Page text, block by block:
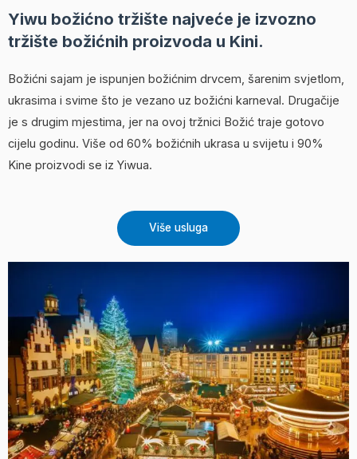
Yiwu božićno tržište najveće je izvozno
tržište božićnih proizvoda u Kini.
Božićni sajam je ispunjen božićnim drvcem, šarenim svjetlom,
ukrasima i svime što je vezano uz božićni karneval. Drugačije
je s drugim mjestima, jer na ovoj tržnici Božić traje gotovo
cijelu godinu. Više od 60% božićnih ukrasa u svijetu i 90%
Kine proizvodi se iz Yiwua.
Više usluga